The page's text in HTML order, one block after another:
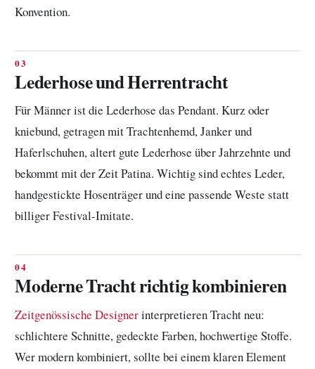
Konvention.
Lederhose und Herrentracht
Für Männer ist die Lederhose das Pendant. Kurz oder
kniebund, getragen mit Trachtenhemd, Janker und
Haferlschuhen, altert gute Lederhose über Jahrzehnte und
bekommt mit der Zeit Patina. Wichtig sind echtes Leder,
handgestickte Hosenträger und eine passende Weste statt
billiger Festival-Imitate.
Moderne Tracht richtig kombinieren
Zeitgenössische Designerinterpretieren Tracht neu:
schlichtere Schnitte, gedeckte Farben, hochwertige Stoffe.
Wer modern kombiniert, sollte bei einem klaren Element